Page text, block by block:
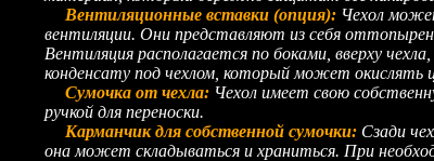
Вентиляционные вставки (опция): Чехол
вентиляции. Они представляют из себя
Вентиляция располагается по боками, вверху
конденсату под чехлом, который может окислять
Сумочка от чехла: Чехол имеет свою
ручкой для переноски.
Карманчик для собственной сумочки: Сзади
она может складываться и храниться. При